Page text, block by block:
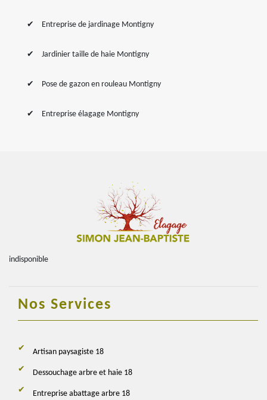
Entreprise de jardinage Montigny
Jardinier taille de haie Montigny
Pose de gazon en rouleau Montigny
Entreprise élagage Montigny
indisponible
Nos Services
Artisan paysagiste 18
Dessouchage arbre et haie 18
Entreprise abattage arbre 18